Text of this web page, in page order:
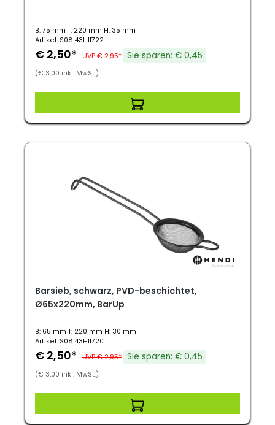
B: 75 mm T: 220 mm H: 35 mm
Artikel: S08.43HI1722
€ 2,50* UVP € 2,95* Sie sparen: € 0,45
(€ 3,00 inkl. MwSt.)
Barsieb, schwarz, PVD-beschichtet,
Ø65x220mm, BarUp
B: 65 mm T: 220 mm H: 30 mm
Artikel: S08.43HI1720
€ 2,50* UVP € 2,95* Sie sparen: € 0,45
(€ 3,00 inkl. MwSt.)